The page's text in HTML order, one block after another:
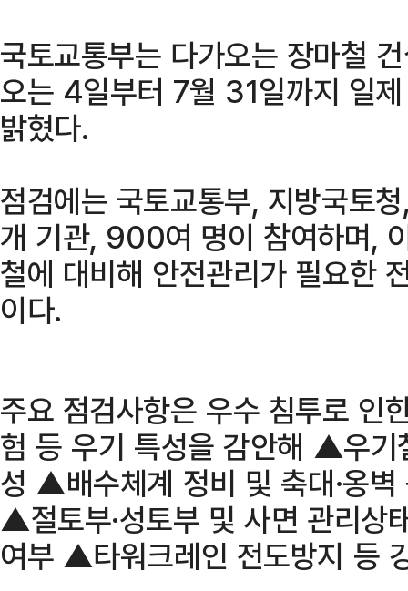
국토교통부는 다가오는 장마철
오는 4일부터 7월 31일까지 일
밝혔다.
점검에는 국토교통부, 지방국토
개 기관, 900여 명이 참여하며,
철에 대비해 안전관리가 필요한
이다.
주요 점검사항은 우수 침투로 인
험 등 우기 특성을 감안해 ▲우기
성 ▲배수체계 정비 및 축대·옹
▲절토부·성토부 및 사면 관리
여부 ▲타워크레인 전도방지 등